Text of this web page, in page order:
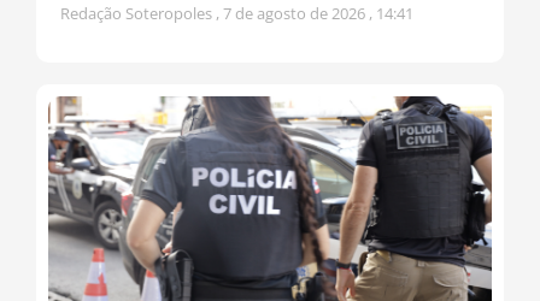
Redação Soteropoles 7 de agosto de 2026 14:41